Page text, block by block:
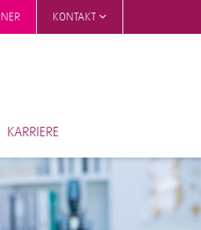
KONTAKT
KARRIERE